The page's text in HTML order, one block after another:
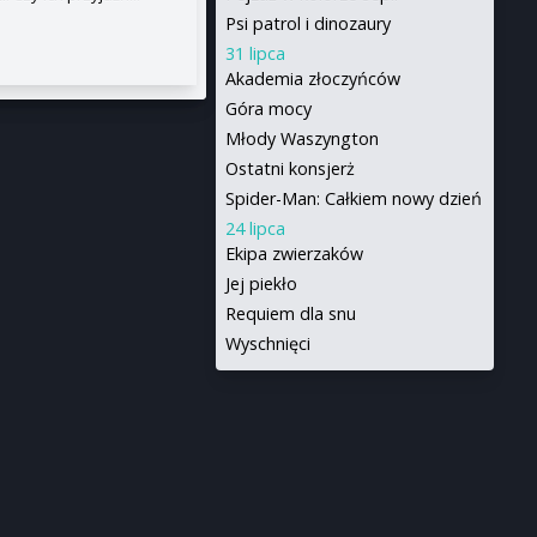
Psi patrol i dinozaury
31 lipca
Akademia złoczyńców
Góra mocy
Młody Waszyngton
Ostatni konsjerż
Spider-Man: Całkiem nowy dzień
24 lipca
Ekipa zwierzaków
Jej piekło
Requiem dla snu
Wyschnięci